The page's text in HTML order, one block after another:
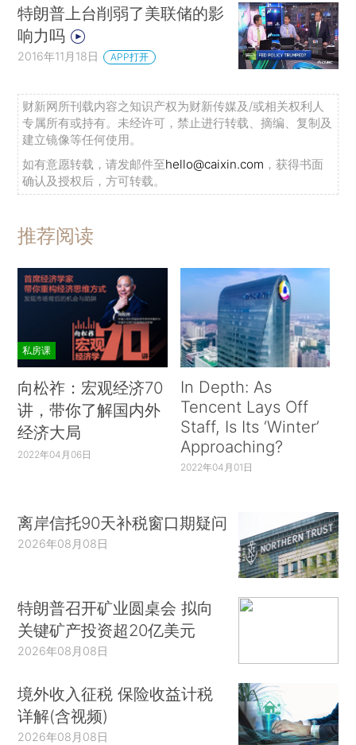
特朗普上台削弱了美联储的影
响力吗
2016年11月18日 APP打开
财新网所刊载内容之知识产权为财新传媒及/或相关权利人
专属所有或持有。未经许可，禁止进行转载、摘编、复制及
建立镜像等任何使用。
如有意愿转载，请发邮件至hello@caixin.com ，获得书面
确认及授权后，方可转载。
推荐阅读
私房课
向松祚：宏观经济70
讲，带你了解国内外
经济大局
2022年04月06日
In Depth: As
Tencent Lays Off
Staff, Is Its ‘Winter’
Approaching?
2022年04月01日
离岸信托90天补税窗口期疑问
2026年08月08日
特朗普召开矿业圆桌会 拟向
关键矿产投资超20亿美元
2026年08月08日
境外收入征税 保险收益计税
详解(含视频)
2026年08月08日